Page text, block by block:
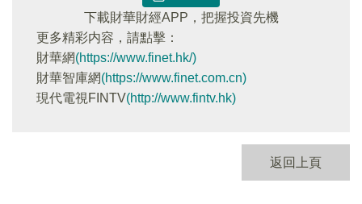
下載財華財經APP，把握投資先機
更多精彩内容，請點擊：
財華網(https://www.finet.hk/)
財華智庫網(https://www.finet.com.cn)
現代電視FINTV(http://www.fintv.hk)
返回上頁